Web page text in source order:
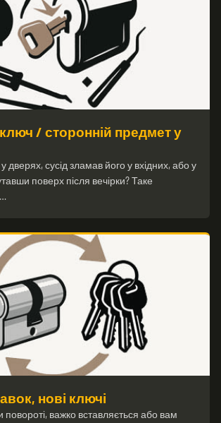
/ сторонній предмет у
дверях, сусід зламав його у вхідних, або у
поверх після вечірки? Таке
нові ключі
повороті, важко вставляється або вам